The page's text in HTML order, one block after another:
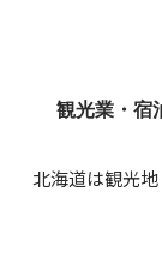
観光業・宿
北海道は観光